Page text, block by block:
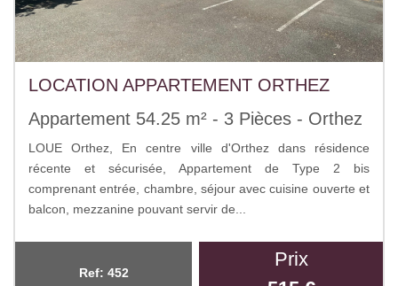
LOCATION APPARTEMENT ORTHEZ
Appartement 54.25 m² - 3 Pièces - Orthez
LOUE Orthez, En centre ville d'Orthez dans résidence
récente et sécurisée, Appartement de Type 2 bis
comprenant entrée, chambre, séjour avec cuisine ouverte et
balcon, mezzanine pouvant servir de...
Ref: 452
Prix